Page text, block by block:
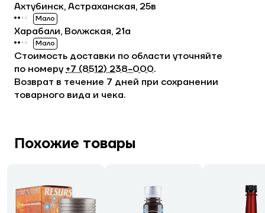
Стоимость доставки по области уточняйте
по номеру +7 (8512) 238−000.
Возврат в течение 7 дней при сохранении
товарного вида и чека.
Ахтубинск, Астраханская, 25в
Мало
Харабали, Волжская, 21а
Мало
Похожие товары